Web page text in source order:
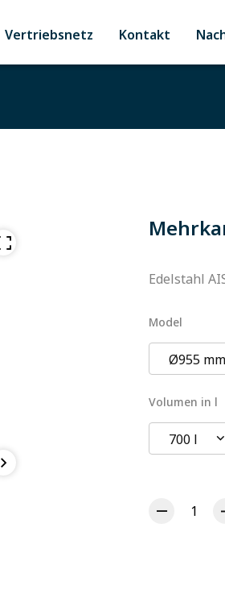
Vertriebsnetz Kontakt
Edelstahl
Model
Ø955
Volumen in l
700 l